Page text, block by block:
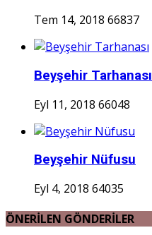
Tem 14, 2018 66837
Beyşehir Tarhanası
Eyl 11, 2018 66048
Beyşehir Nüfusu
Eyl 4, 2018 64035
ÖNERİLEN GÖNDERİLER